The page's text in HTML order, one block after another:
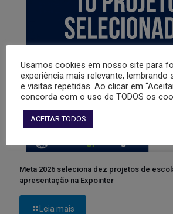
Meta 2026 seleciona dez projetos de
apresentação na Expointer
Leia mais
Usamos cookies em nosso site para
experiência mais relevante, lembrando
e visitas repetidas. Ao clicar em
concorda com o uso de TODOS os
ACEITAR TODOS